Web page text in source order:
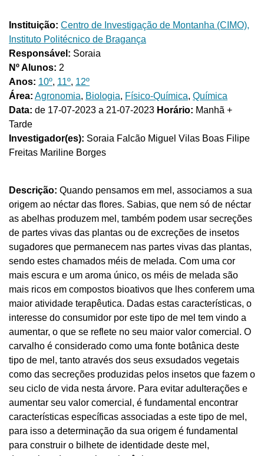
Instituição: Centro de Investigação de Montanha (CIMO),
Instituto Politécnico de Bragança
Responsável: Soraia
Nº Alunos: 2
Anos: 10º, 11º, 12º
Área: Agronomia, Biologia, Físico-Química, Química
Data: de 17-07-2023 a 21-07-2023 Horário: Manhã +
Tarde
Investigador(es): Soraia Falcão Miguel Vilas Boas Filipe
Freitas Mariline Borges
Descrição: Quando pensamos em mel, associamos a sua
origem ao néctar das flores. Sabias, que nem só de néctar
as abelhas produzem mel, também podem usar secreções
de partes vivas das plantas ou de excreções de insetos
sugadores que permanecem nas partes vivas das plantas,
sendo estes chamados méis de melada. Com uma cor
mais escura e um aroma único, os méis de melada são
mais ricos em compostos bioativos que lhes conferem uma
maior atividade terapêutica. Dadas estas características, o
interesse do consumidor por este tipo de mel tem vindo a
aumentar, o que se reflete no seu maior valor comercial. O
carvalho é considerado como uma fonte botânica deste
tipo de mel, tanto através dos seus exsudados vegetais
como das secreções produzidas pelos insetos que fazem o
seu ciclo de vida nesta árvore. Para evitar adulterações e
aumentar seu valor comercial, é fundamental encontrar
características específicas associadas a este tipo de mel,
para isso a determinação da sua origem é fundamental
para construir o bilhete de identidade deste mel,